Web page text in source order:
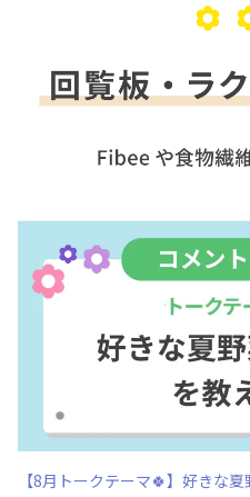
【8月トークテーマ🍀】好きな